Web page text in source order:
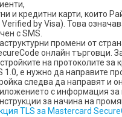
и кредитни карти, които
by Visa). Това
с SMS.
промени от
онлайн търговци.
на протоколите
1.0, е нужно да направите
следва да направят и
с информация за
за начина на
TLS за Mastercard